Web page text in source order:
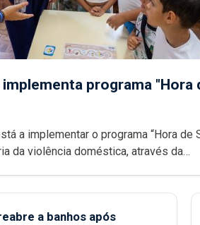
implementa programa "Hora
a implementar o programa “Hora de
da violência doméstica, através da
a banhos após